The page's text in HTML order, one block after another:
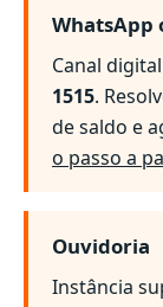
WhatsApp
Canal
1515.
de saldo e
o passo a
Ouvidoria
Instância